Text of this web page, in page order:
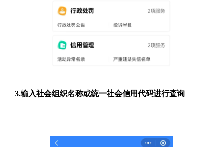
3.输入社会组织名称或统一社会信用代码进行查询